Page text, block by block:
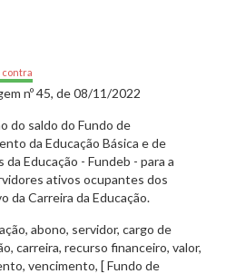
contra
nº 45, de 08/11/2022
do saldo do Fundo de
da Educação Básica e de
Educação - Fundeb - para a
ativos ocupantes dos
da Carreira da Educação.
abono, servidor, cargo de
carreira, recurso financeiro, valor,
vencimento, [ Fundo de